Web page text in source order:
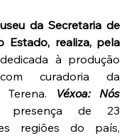
da Secretaria de
Estado, realiza, pela
à produção
curadoria da
Terena.
Véxoa: Nós
presença de 23
regiões do país,